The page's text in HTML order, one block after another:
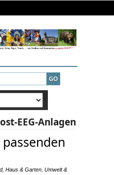
EEG-Anlagen
, Haus & Garten Umwelt &